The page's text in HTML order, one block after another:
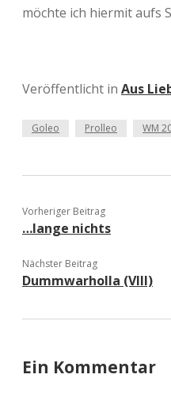
möchte ich hiermit aufs
Veröffentlicht in Aus
Goleo Prolleo WM
Vorheriger Beitrag
…lange nichts
Nächster Beitrag
Dummwarholla (VIII)
Ein Kommentar